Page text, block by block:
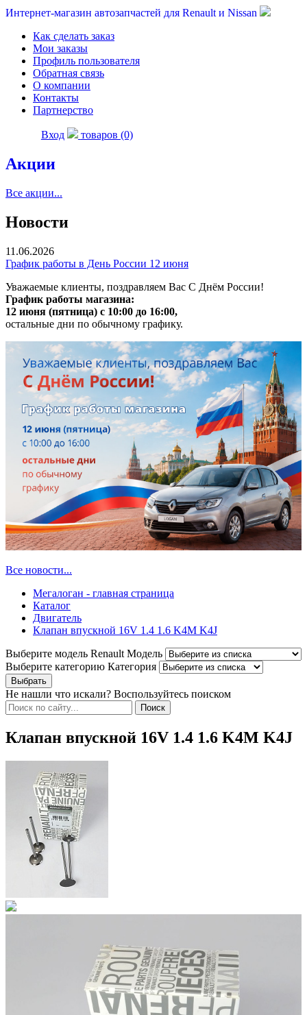
Интернет-магазин автозапчастей для Renault и Nissan
Как сделать заказ
Мои заказы
Профиль пользователя
Обратная связь
О компании
Контакты
Партнерство
Вход товаров (0)
Акции
Все акции...
Новости
11.06.2026
График работы в День России 12 июня
Уважаемые клиенты, поздравляем Вас С Днём России!
График работы магазина:
12 июня (пятница) с 10:00 до 16:00,
остальные дни по обычному графику.
Все новости...
Мегалоган - главная страница
Каталог
Двигатель
Клапан впускной 16V 1.4 1.6 K4M K4J
Выберите модель Renault Модель
Выберите категорию Категория
Не нашли что искали? Воспользуйтесь поиском
Клапан впускной 16V 1.4 1.6 K4M K4J